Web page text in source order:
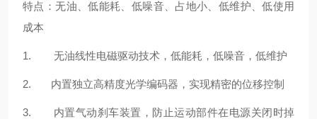
特点：无油、低能耗、低噪音、占地小、低维护、低使用
成本
1. 无油线性电磁驱动技术，低能耗，低噪音，低维护
2. 内置独立高精度光学编码器，实现精密的位移控制
3. 内置气动刹车装置，防止运动部件在电源关闭时掉